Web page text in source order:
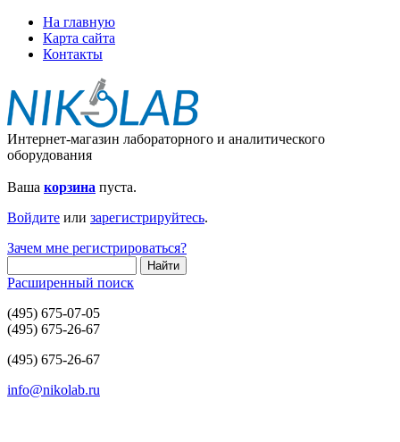
На главную
Карта сайта
Контакты
Интернет-магазин лабораторного и аналитического
оборудования
Ваша корзина пуста.
Войдите или зарегистрируйтесь.
Зачем мне регистрироваться?
Расширенный поиск
(495) 675-07-05
(495) 675-26-67
(495) 675-26-67
info@nikolab.ru